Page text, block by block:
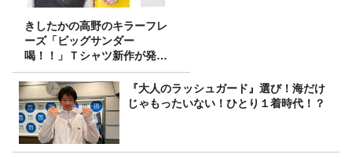
きしたかの高野のキラーフレ
ーズ「ビッグサンダー
喝！！」Ｔシャツ新作が発売
決定！
『大人のラッシュガード』選び！海だけ
じゃもったいない！ひとり１着時代！？